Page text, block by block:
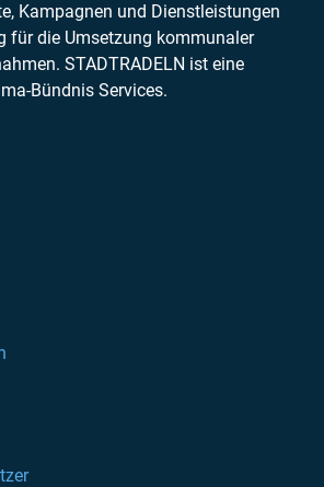
Kampagnen und Dienstleistungen
für die Umsetzung kommunaler
STADTRADELN ist eine
Bündnis Services.